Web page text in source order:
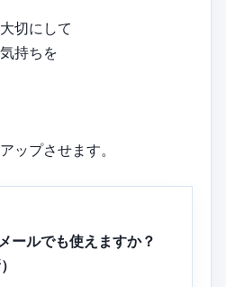
切にして
持ちを
ップさせます。
ールでも使えますか？